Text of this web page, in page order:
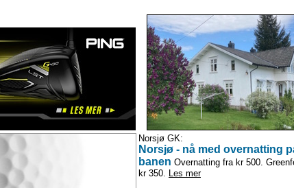
Norsjø GK:
Norsjø - nå med overnatting
banen Overnatting fra kr 500.
kr 350. Les mer